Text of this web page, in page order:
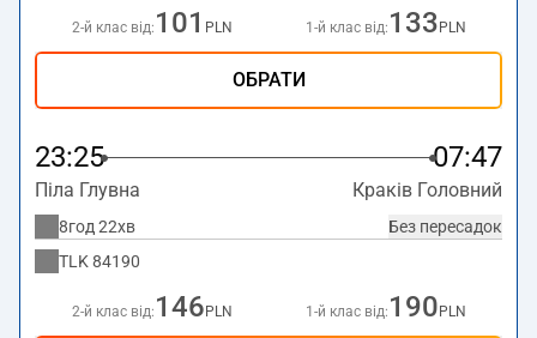
2-й клас від: 101 PLN 1-й клас від: 133 PLN
ОБРАТИ
23:25 07:47
Піла Глувна Краків Головний
Без пересадок
8год 22хв
TLK 84190
2-й клас від: 146 PLN 1-й клас від: 190 PLN